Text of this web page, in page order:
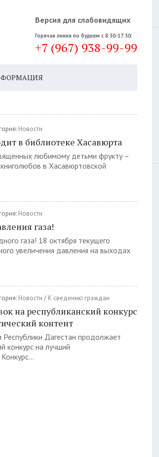
Версия для слабовидящих
Горячая линия по будням с 8:30-17:30:
+7 (967) 938-99-99
Новости
в библиотеке Хасавюрта
любимому детьми фрукту –
в Хасавюртовской
Новости
газа!
газа! 18 октября текущего
увеличения давления на выходах
Новости / К сведению граждан
на республиканский конкурс
контент
Дагестан продолжает
конкурс на лучший